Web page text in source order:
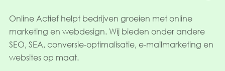
Online Actief helpt bedrijven groeien met online
marketing en webdesign. Wij bieden onder andere
SEO, SEA, conversie-optimalisatie, e-mailmarketing en
websites op maat.